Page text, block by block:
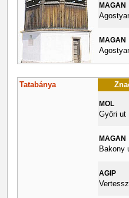
MAGAN
MAGAN
Tatabánya
MOL
Győri ut
MAGAN
Bakony
AGIP